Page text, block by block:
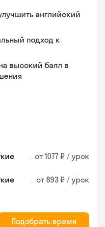
английский
подход к
высокий балл в
от 1077 ₽ / урок
от 893 ₽ / урок
Подобрать время